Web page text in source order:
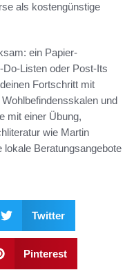
als kostengünstige
ein Papier-
oder Post‑Its
Fortschritt mit
und
mit einer Übung,
wie Martin
lokale Beratungsangebote
Twitter
Pinterest